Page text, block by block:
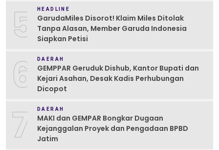
5 HEADLINE
GarudaMiles Disorot! Klaim Miles Ditolak
Tanpa Alasan, Member Garuda Indonesia
Siapkan Petisi
6 DAERAH
GEMPPAR Geruduk Dishub, Kantor Bupati dan
Kejari Asahan, Desak Kadis Perhubungan
Dicopot
7 DAERAH
MAKI dan GEMPAR Bongkar Dugaan
Kejanggalan Proyek dan Pengadaan BPBD
Jatim